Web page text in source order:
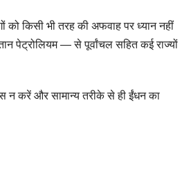
को किसी भी तरह की अफवाह पर ध्यान नहीं
पेट्रोलियम — से पूर्वांचल सहित कई राज्यों
न करें और सामान्य तरीके से ही ईंधन का